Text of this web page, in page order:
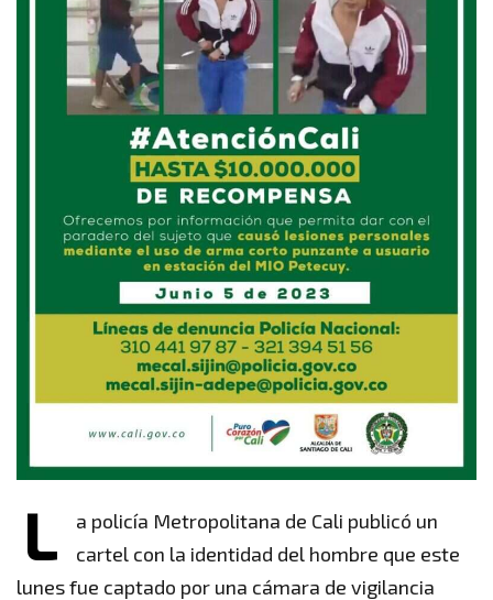
L
a policía Metropolitana de Cali publicó un
cartel con la identidad del hombre que este
lunes fue captado por una cámara de vigilancia